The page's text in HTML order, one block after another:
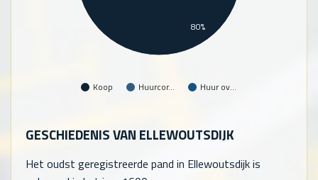
Koop Huurcor… Huur ov…
80%
GESCHIEDENIS VAN ELLEWOUTSDIJK
Het oudst geregistreerde pand in Ellewoutsdijk is